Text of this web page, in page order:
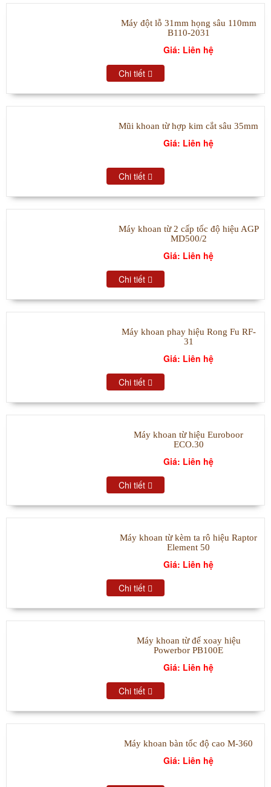
Máy đột lỗ 31mm họng sâu 110mm
B110-2031
Giá: Liên hệ
Chi tiết
Mũi khoan từ hợp kim cắt sâu 35mm
Giá: Liên hệ
Chi tiết
Máy khoan từ 2 cấp tốc độ hiệu AGP
MD500/2
Giá: Liên hệ
Chi tiết
Máy khoan phay hiệu Rong Fu RF-
31
Giá: Liên hệ
Chi tiết
Máy khoan từ hiệu Euroboor
ECO.30
Giá: Liên hệ
Chi tiết
Máy khoan từ kèm ta rô hiệu Raptor
Element 50
Giá: Liên hệ
Chi tiết
Máy khoan từ đế xoay hiệu
Powerbor PB100E
Giá: Liên hệ
Chi tiết
Máy khoan bàn tốc độ cao M-360
Giá: Liên hệ